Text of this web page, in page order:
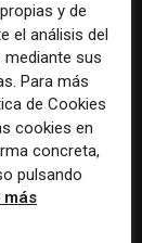
2026
historias de
y El Salvador
la memoria y
y de
el análisis del
sus
Para más
de Cookies
cookies en
concreta,
pulsando
más